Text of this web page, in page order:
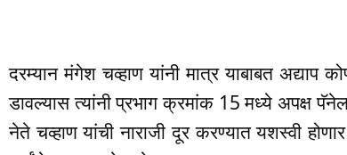
दरम्यान मंगेश चव्हाण यांनी मात्र याबाबत अद्याप
डावल्यास त्यांनी प्रभाग क्रमांक 15 मध्ये अपक्ष
नेते चव्हाण यांची नाराजी दूर करण्यात यशस्वी